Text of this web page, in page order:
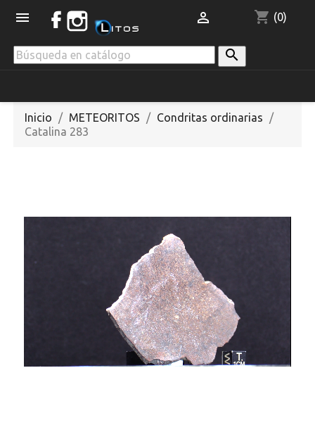
 shopping_cart (0)


Inicio METEORITOS
Condritas ordinarias
Catalina 283